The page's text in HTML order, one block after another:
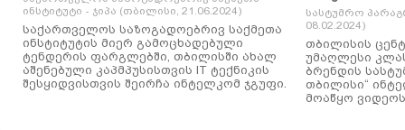
ინსტიტუტი - ჯიპა (თბილისი, 21.06.2024)
საქართველოს საზოგადოებრივ საქმეთა
ინსტიტუტის მიერ გამოცხადებული
ტენდერის ფარგლებში, თბილისში ახალ
აშენებული კაპმპუსისთვის IT ტექნიკის
შესყიდვისთვის შეირჩა ინტელკომ ჯგუფი.
სასტუმრო
08.02.2024)
თბილისის
უმაღლესი
ბრენდის
თბილისი“
მოაწყო